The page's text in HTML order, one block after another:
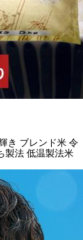
き ブレンド米 令
製法 低温製法米